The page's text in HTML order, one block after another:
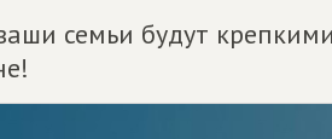
семьи будут